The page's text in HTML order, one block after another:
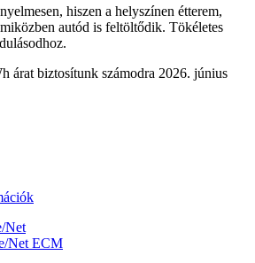
hiszen a helyszínen étterem,
autód is feltöltődik. Tökéletes
árat biztosítunk számodra 2026. június
Net
Net ECM